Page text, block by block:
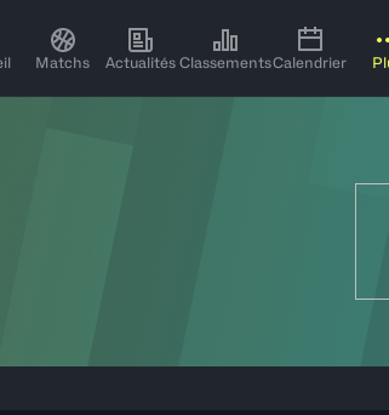
Matchs Actualités ClassementsCalendrier